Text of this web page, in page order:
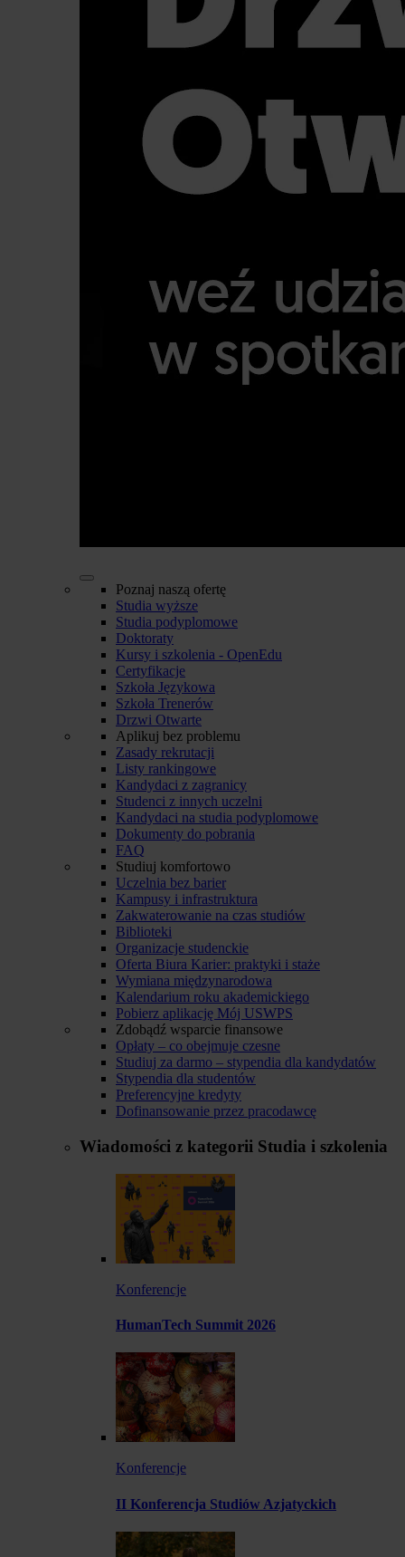
Poznaj naszą ofertę
Studia wyższe
Studia podyplomowe
Doktoraty
Kursy i szkolenia - OpenEdu
Certyfikacje
Szkoła Językowa
Szkoła Trenerów
Drzwi Otwarte
Aplikuj bez problemu
Zasady rekrutacji
Listy rankingowe
Kandydaci z zagranicy
Studenci z innych uczelni
Kandydaci na studia podyplomowe
Dokumenty do pobrania
FAQ
Studiuj komfortowo
Uczelnia bez barier
Kampusy i infrastruktura
Zakwaterowanie na czas studiów
Biblioteki
Organizacje studenckie
Oferta Biura Karier: praktyki i staże
Wymiana międzynarodowa
Kalendarium roku akademickiego
Pobierz aplikację Mój USWPS
Zdobądź wsparcie finansowe
Opłaty – co obejmuje czesne
Studiuj za darmo – stypendia dla kandydatów
Stypendia dla studentów
Preferencyjne kredyty
Dofinansowanie przez pracodawcę
Wiadomości z kategorii Studia i szkolenia
Konferencje
HumanTech Summit 2026
Konferencje
II Konferencja Studiów Azjatyckich